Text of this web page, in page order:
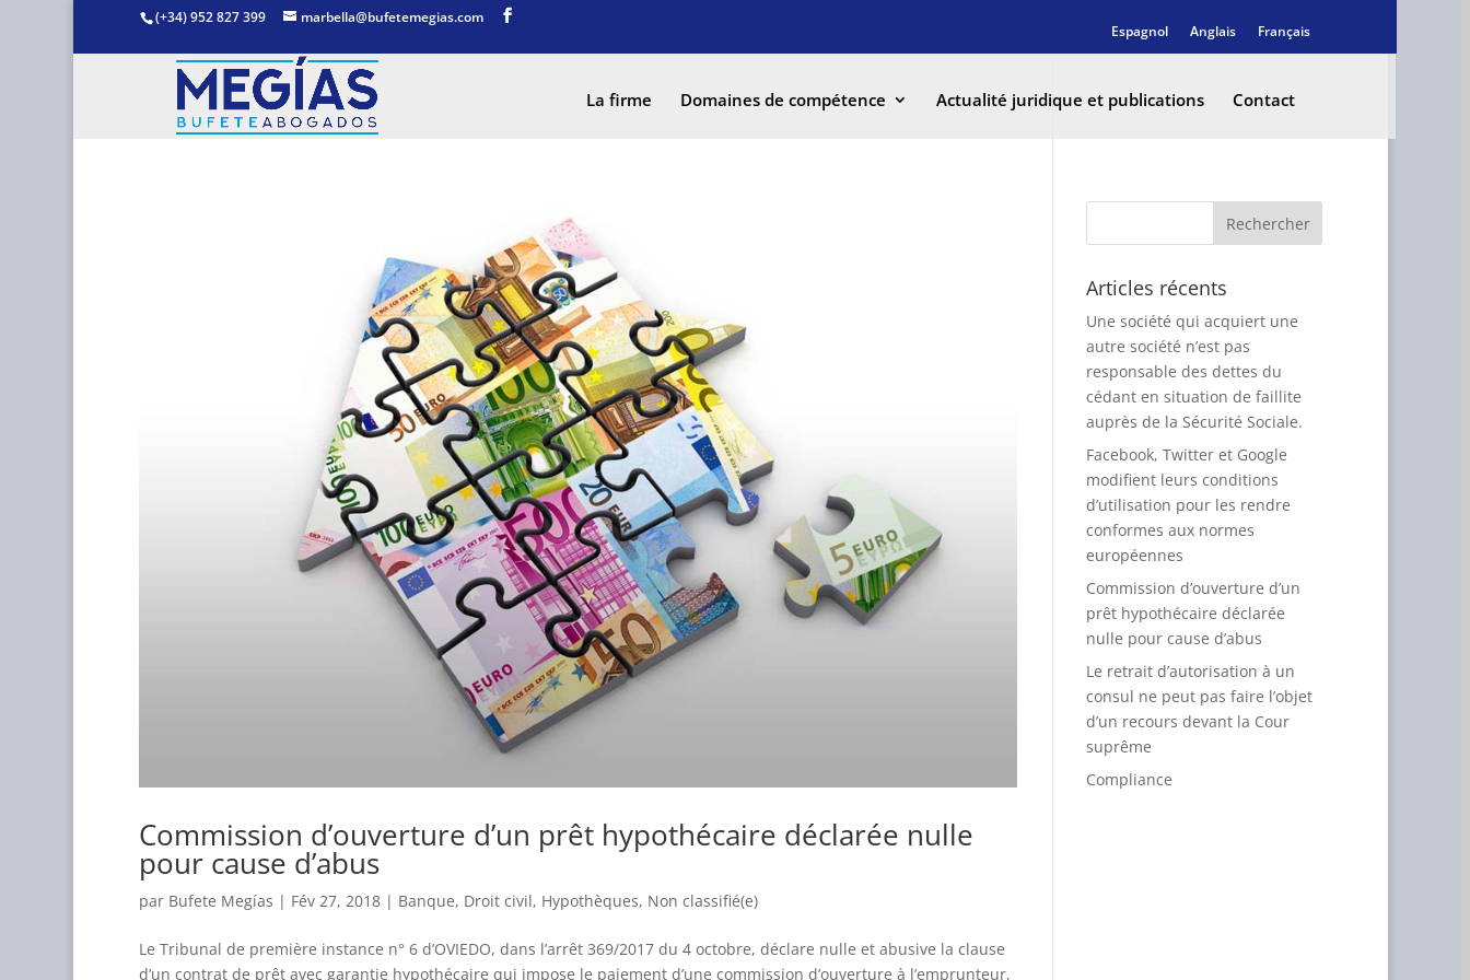
(+34) 952 827 399 marbella@bufetemegias.com
Espagnol Anglais Français
La firme Domaines de compétence Actualité juridique et publications Contact
Commission d’ouverture d’un prêt hypothécaire déclarée nulle
pour cause d’abus
par Bufete Megías | Fév 27, 2018| Banque, Droit civil, Hypothèques, Non classifié(e)
Le Tribunal de première instance n° 6 d’OVIEDO, dans l’arrêt 369/2017 du 4 octobre, déclare nulle et abusive la clause
d’un contrat de prêt avec garantie hypothécaire qui impose le paiement d’une commission d’ouverture à l’emprunteur,
Articles récents
Une société qui acquiert une
autre société n’est pas
responsable des dettes du
cédant en situation de faillite
auprès de la Sécurité Sociale.
Facebook, Twitter et Google
modifient leurs conditions
d’utilisation pour les rendre
conformes aux normes
européennes
Commission d’ouverture d’un
prêt hypothécaire déclarée
nulle pour cause d’abus
Le retrait d’autorisation à un
consul ne peut pas faire l’objet
d’un recours devant la Cour
suprême
Compliance